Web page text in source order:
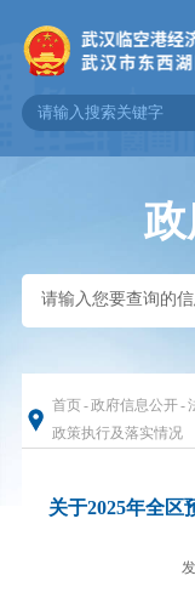
首页-政府信息公开-
政策执行及落实情况
关于2025年全区